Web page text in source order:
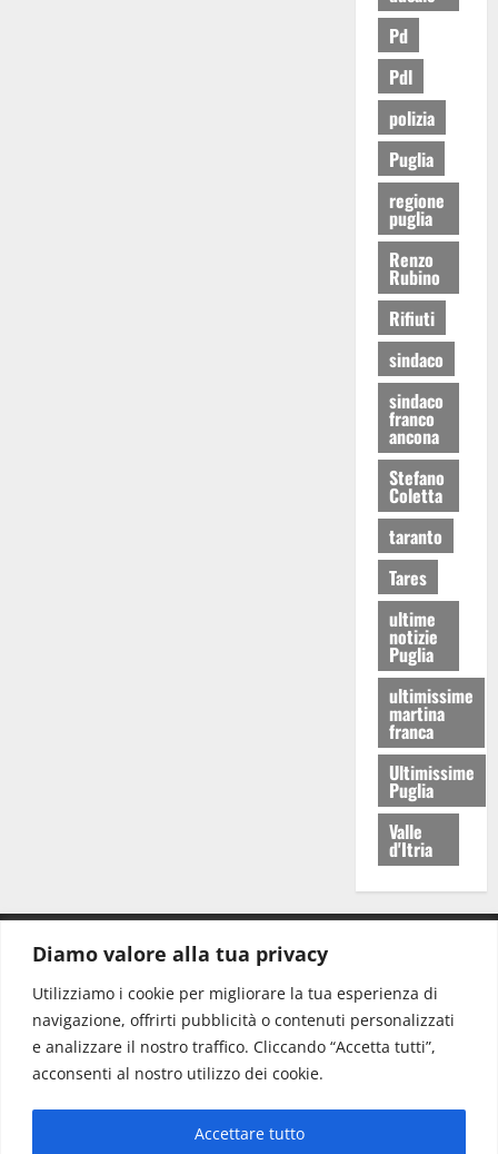
Diamo valore alla tua privacy
Utilizziamo i cookie per migliorare la tua esperienza di
navigazione, offrirti pubblicità o contenuti personalizzati
e analizzare il nostro traffico. Cliccando “Accetta tutti”,
acconsenti al nostro utilizzo dei cookie.
Accettare tutto
Pd
Pdl
polizia
Puglia
regione
puglia
Renzo
Rubino
Rifiuti
sindaco
sindaco
franco
ancona
Stefano
Coletta
taranto
Tares
ultime
notizie
Puglia
ultimissime
martina
franca
Ultimissime
Puglia
Valle
d'Itria
Redazione: redazione@www.martinasera.it
Direttore:direttore@www.martinasera.it
Info & Commerciale:info@www.martinasera.it